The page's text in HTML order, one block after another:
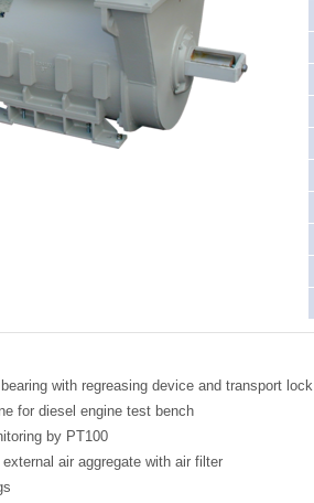
with regreasing device and transport lock
for diesel engine test bench
by PT100
air aggregate with air filter